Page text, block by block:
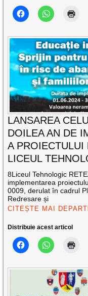
LANSAREA
DOILEA AN DE
A PROIECTULUI
LICEUL
8Liceul Tehnologic
implementarea
0009, derulat în cadrul
Redresare și
CITEȘTE MAI
Distribuie acest articol